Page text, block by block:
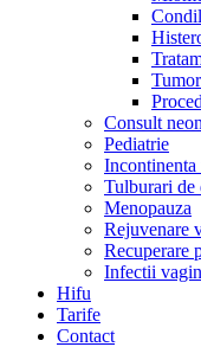
Consult
Pediatrie
Incontinenta
Tulburari de
Menopauza
Rejuvenare
Recuperare
Infectii
Hifu
Tarife
Contact